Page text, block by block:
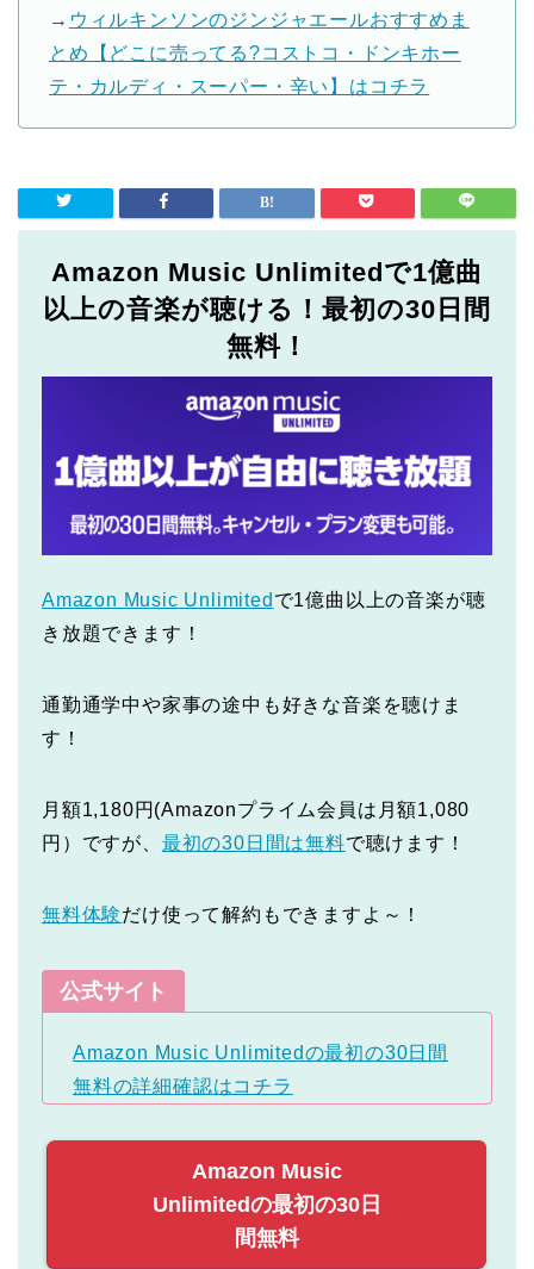
→ ウィルキンソンのジンジャエールおすすめま
とめ【どこに売ってる?コストコ・ドンキホー
テ・カルディ・スーパー・辛い】はコチラ
Amazon Music Unlimitedで1億曲
以上の音楽が聴ける！最初の30日間
無料！
Amazon Music Unlimited で1億曲以上の音楽が聴
き放題できます！
通勤通学中や家事の途中も好きな音楽を聴けま
す！
月額1,180円(Amazonプライム会員は月額1,080
円）ですが、 最初の30日間は無料で聴けます！
無料体験だけ使って解約もできますよ～！
公式サイト
Amazon Music Unlimitedの最初の30日間
無料の詳細確認はコチラ
Amazon Music
Unlimitedの最初の30日
間無料